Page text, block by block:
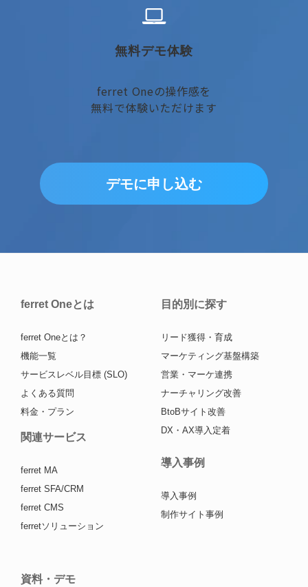
無料デモ体験
ferret Oneの操作感を
無料で体験いただけます
デモに申し込む
ferret Oneとは
ferret Oneとは？
機能一覧
サービスレベル目標 (SLO)
よくある質問
料金・プラン
関連サービス
ferret MA
ferret SFA/CRM
ferret CMS
ferretソリューション
目的別に探す
リード獲得・育成
マーケティング基盤構築
営業・マーケ連携
ナーチャリング改善
BtoBサイト改善
DX・AX導入定着
導入事例
導入事例
制作サイト事例
資料・デモ